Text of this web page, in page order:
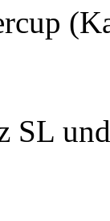
SL